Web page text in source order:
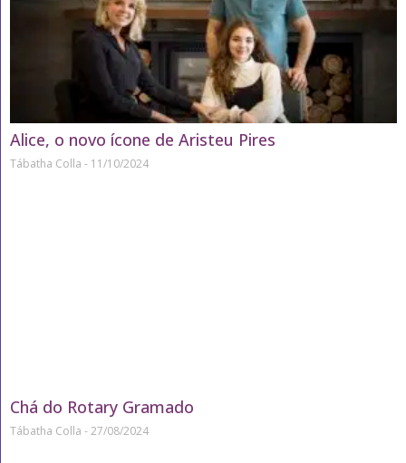
Alice, o novo ícone de Aristeu Pires
Tábatha Colla 11/10/2024
Chá do Rotary Gramado
Tábatha Colla 27/08/2024